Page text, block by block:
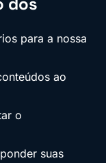
para a nossa
ao
o
suas